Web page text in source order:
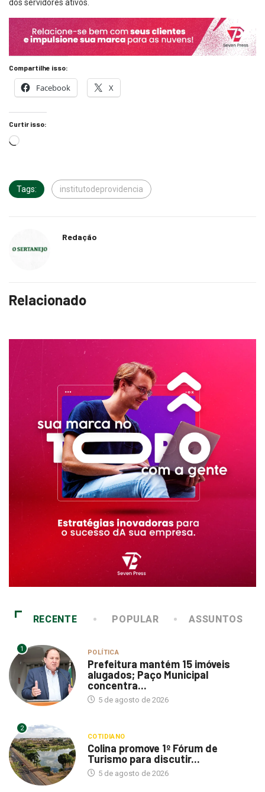
dos servidores ativos.
Compartilhe isso:
Facebook X
Curtir isso:
Tags: institutodeprovidencia
Redação
Relacionado
RECENTE POPULAR ASSUNTOS
1 POLÍTICA
Prefeitura mantém 15 imóveis
alugados; Paço Municipal
concentra...
5 de agosto de 2026
2
COTIDIANO
Colina promove 1º Fórum de
Turismo para discutir...
5 de agosto de 2026